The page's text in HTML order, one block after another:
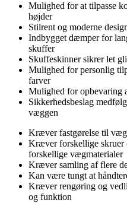
Mulighed for at tilpasse
højder
Stilrent og moderne
Indbygget dæmper for
skuffer
Skuffeskinner sikrer let
Mulighed for personlig
farver
Mulighed for opbevaring
Sikkerhedsbeslag
væggen
Kræver fastgørelse til
Kræver forskellige skruer
forskellige vægmaterialer
Kræver samling af flere
Kan være tungt at
Kræver rengøring og
og funktion